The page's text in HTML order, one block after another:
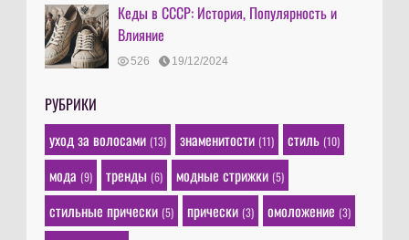
Кеды в СССР: История, Популярность и
Влияние
526 19/12/2024
РУБРИКИ
уход за волосами (13) знаменитости (11) стиль (10)
мода (9) тренды (6) модные стрижки (5)
стильные прически (5) прически (3) омоложение (3)